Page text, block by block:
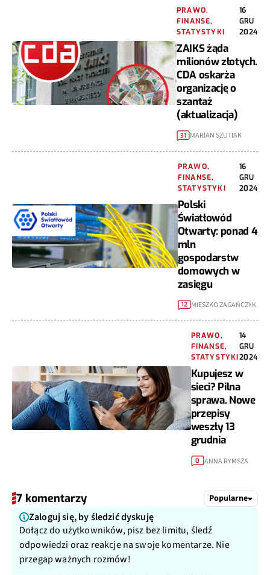
PRAWO,
FINANSE,
STATYSTYKI
16
GRU
2024
ZAIKS żąda
milionów złotych.
CDA oskarża
organizację o
szantaż
(aktualizacja)
31 MARIAN SZUTIAK
PRAWO,
FINANSE,
STATYSTYKI
16
GRU
2024
Polski
Światłowód
Otwarty: ponad 4
mln
gospodarstw
domowych w
zasięgu
12 MIESZKO ZAGAŃCZYK
PRAWO,
FINANSE,
STATYSTYKI
14
GRU
2024
Kupujesz w
sieci? Pilna
sprawa. Nowe
przepisy
weszły 13
grudnia
0 ANNA RYMSZA
7 komentarzy Popularne
Zaloguj się, by śledzić dyskuję
Dołącz do użytkowników, pisz bez limitu, śledź
odpowiedzi oraz reakcje na swoje komentarze. Nie
przegap ważnych rozmów!